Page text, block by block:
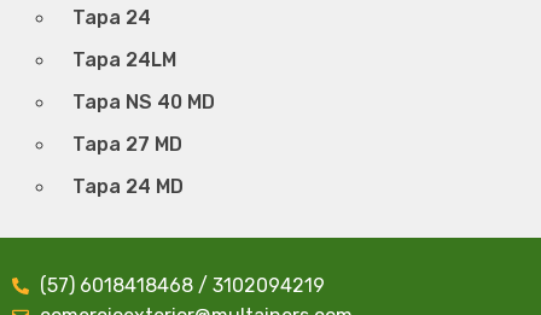
Tapa 24
Tapa 24LM
Tapa NS 40 MD
Tapa 27 MD
Tapa 24 MD
(57) 6018418468 / 3102094219